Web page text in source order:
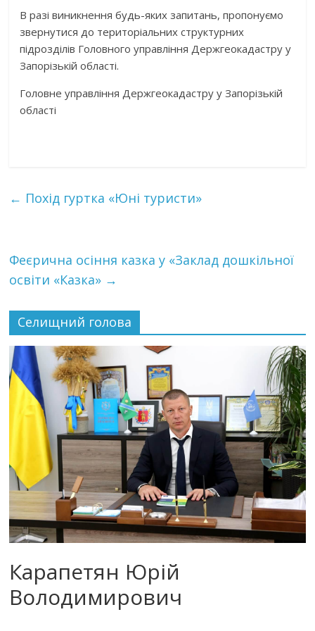
В разі виникнення будь-яких запитань, пропонуємо
звернутися до територіальних структурних
підрозділів Головного управління Держгеокадастру у
Запорізькій області.
Головне управління Держгеокадастру у Запорізькій
області
← Похід гуртка «Юні туристи»
Феєрична осіння казка у «Заклад дошкільної
освіти «Казка» →
Селищний голова
Карапетян Юрій
Володимирович